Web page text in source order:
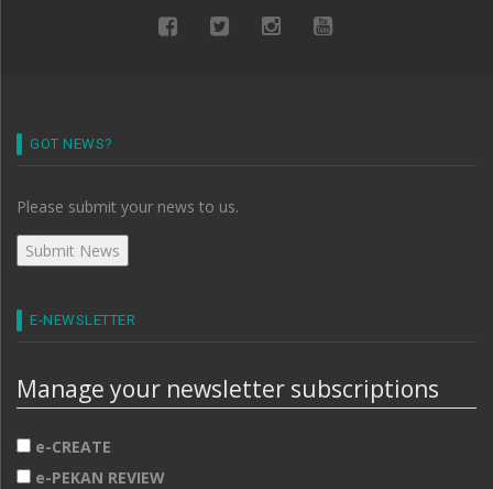
GOT NEWS?
Please submit your news to us.
E-NEWSLETTER
Manage your newsletter subscriptions
e-CREATE
e-PEKAN REVIEW